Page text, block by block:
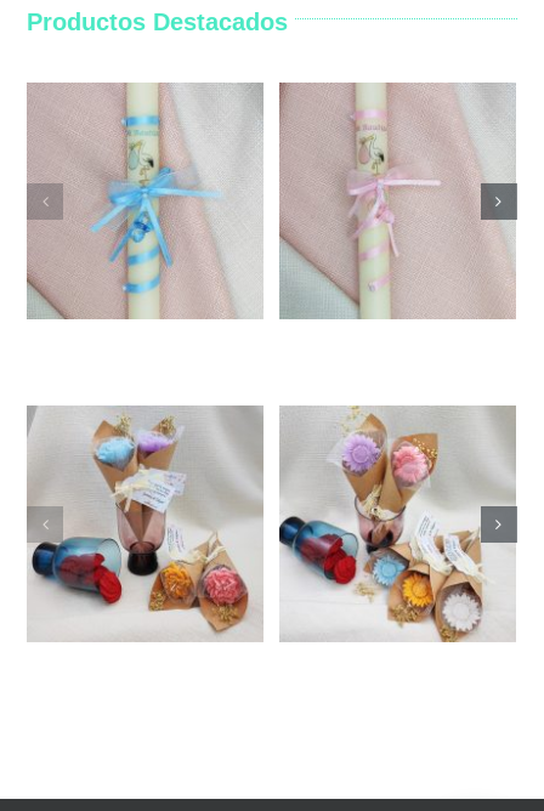
Productos Destacados